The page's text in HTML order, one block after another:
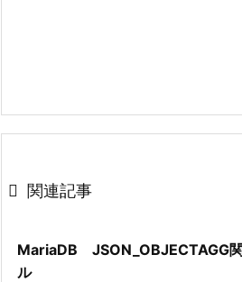
 関連記事
MariaDB JSON_OBJECTAGG
ル